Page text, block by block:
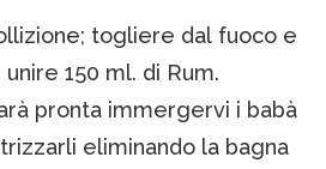
togliere dal fuoco e
150 ml. di Rum.
pronta immergervi i babà
eliminando la bagna